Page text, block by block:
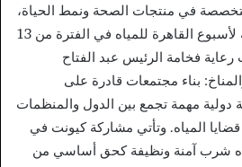
في منتجات الصحة ونمط الحياة،
في فعاليات الدورة السابعة لأسبوع القاهرة للمياه في الفترة من 13
تحت رعاية فخامة الرئيس عبد الفتاح
بناء مجتمعات قادرة على
مهمة تجمع بين الدول والمنظمات
قضايا المياه. وتأتي مشاركة كيونت في
شرب آمنة ونظيفة كحق أساسي من